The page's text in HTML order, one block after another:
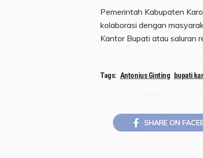
Pemerintah Kabupaten
kolaborasi dengan
Kantor Bupati atau saluran
Tags: Antonius Ginting bupati
SHARE ON